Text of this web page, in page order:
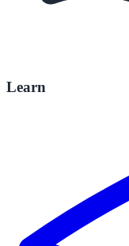
Learn